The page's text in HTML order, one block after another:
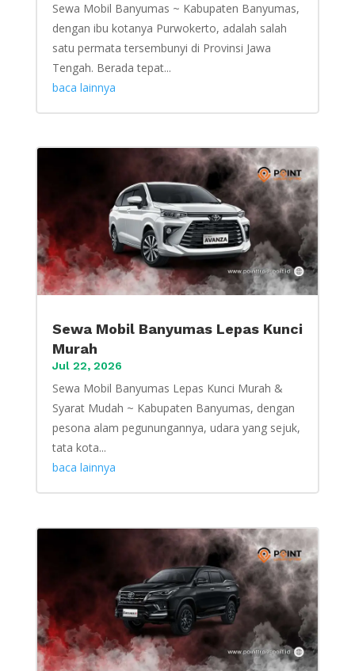
Sewa Mobil Banyumas ~ Kabupaten Banyumas,
dengan ibu kotanya Purwokerto, adalah salah
satu permata tersembunyi di Provinsi Jawa
Tengah. Berada tepat...
baca lainnya
Sewa Mobil Banyumas Lepas Kunci
Murah
Jul 22, 2026
Sewa Mobil Banyumas Lepas Kunci Murah &
Syarat Mudah ~ Kabupaten Banyumas, dengan
pesona alam pegunungannya, udara yang sejuk,
tata kota...
baca lainnya